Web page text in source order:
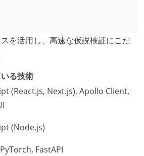
を活用し、高速な仮説検証にこだ
る技術
(React.js, Next.js), Apollo Client,
(Node.js)
FastAPI